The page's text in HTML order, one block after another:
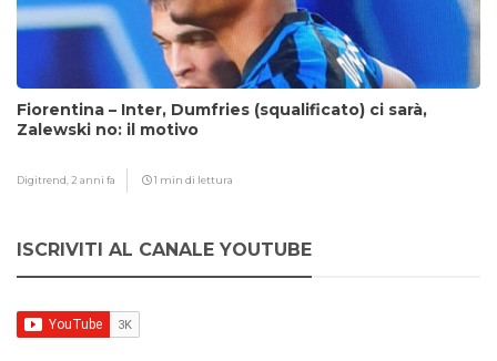
Fiorentina – Inter, Dumfries (squalificato) ci sarà,
Zalewski no: il motivo
Digitrend, 2 anni fa 1 min di lettura
ISCRIVITI AL CANALE YOUTUBE